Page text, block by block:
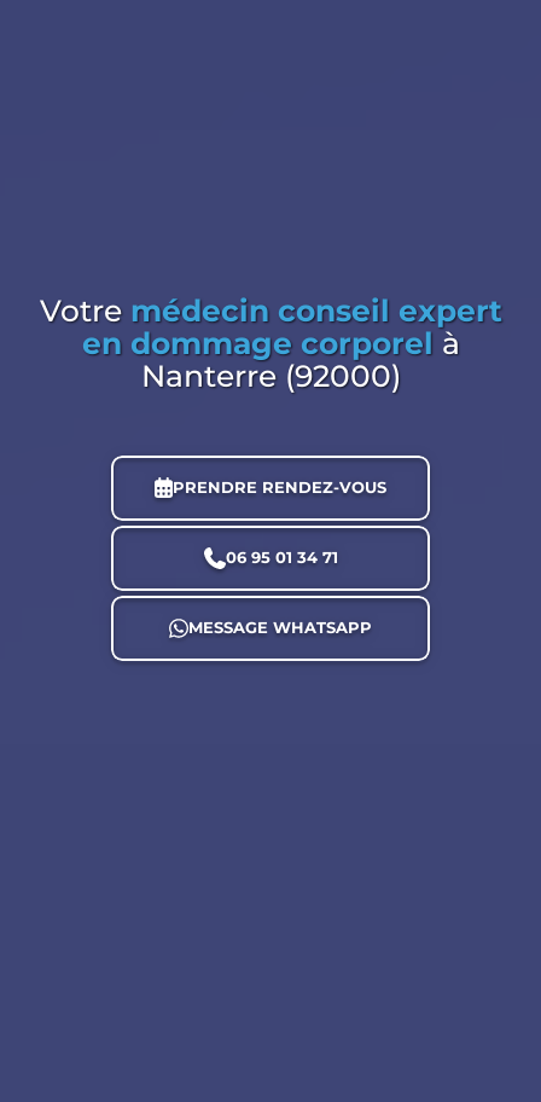
Votre médecin conseil expert
en dommage corporel à
Nanterre (92000)
PRENDRE RENDEZ-VOUS
06 95 01 34 71
MESSAGE WHATSAPP